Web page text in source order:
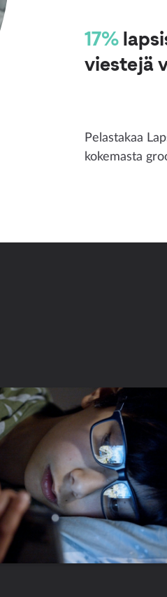
17%
viestejä
Pelastakaa
kokemasta